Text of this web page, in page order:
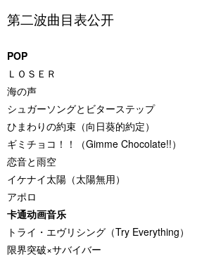
第二波曲目表公开
POP
ＬＯＳＥＲ
海の声
シュガーソングとビターステップ
ひまわりの約束（向日葵的約定）
ギミチョコ！！（Gimme Chocolate!!）
恋音と雨空
イケナイ太陽（太陽無用）
アポロ
卡通动画音乐
トライ・エヴリシング（Try Everything）
限界突破×サバイバー